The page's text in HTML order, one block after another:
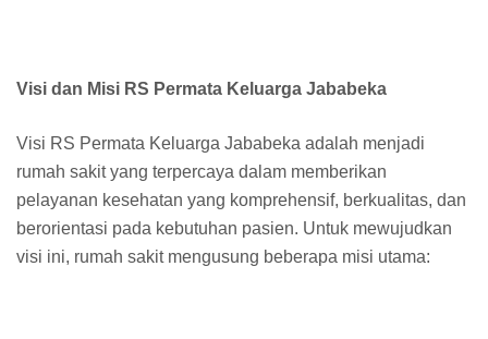
Visi dan Misi RS Permata Keluarga Jababeka
Visi RS Permata Keluarga Jababeka adalah menjadi
rumah sakit yang terpercaya dalam memberikan
pelayanan kesehatan yang komprehensif, berkualitas, dan
berorientasi pada kebutuhan pasien. Untuk mewujudkan
visi ini, rumah sakit mengusung beberapa misi utama: